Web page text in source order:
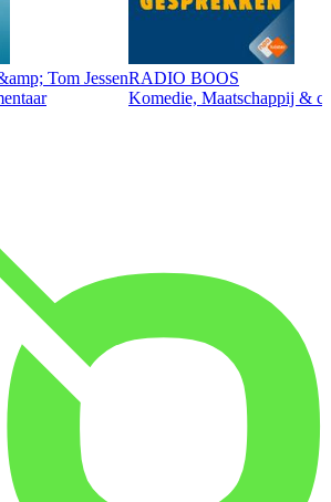
Tom JessenRADIO BOOS
Komedie, Maatschappij &